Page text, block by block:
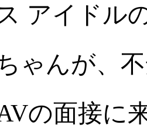
アイドル
ゃんが、
の面接に